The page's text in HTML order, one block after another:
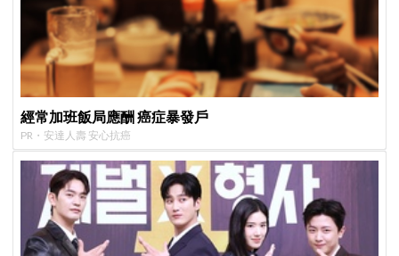
經常加班飯局應酬 癌症暴發戶
PR・安達人壽 安心抗癌